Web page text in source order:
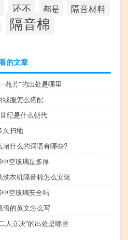
还不 都是 隔音材料
隔音棉
的文章
苑芳”的出处是哪里
绒服怎么搭配
纪是什么朝代
久扫地
堵什么的词语有哪些?
空玻璃是多厚
洗衣机隔音棉怎么安装
空玻璃安全吗
悟的英文怎么写
人立决”的出处是哪里